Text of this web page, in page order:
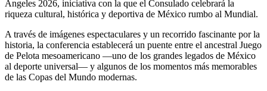
Ángeles 2026, iniciativa con la que el Consulado celebrará la
riqueza cultural, histórica y deportiva de México rumbo al Mundial.
A través de imágenes espectaculares y un recorrido fascinante por la
historia, la conferencia establecerá un puente entre el ancestral Juego
de Pelota mesoamericano —uno de los grandes legados de México
al deporte universal— y algunos de los momentos más memorables
de las Copas del Mundo modernas.